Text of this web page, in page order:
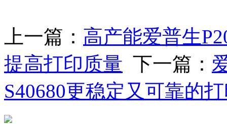
上一篇： 高产能爱普生
提高打印质量 下一篇：
S40680更稳定又可靠的